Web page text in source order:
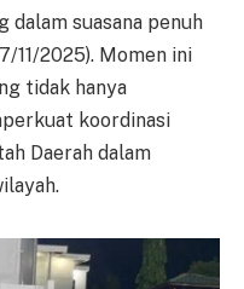
suasana penuh
11/2025). Momen ini
tidak hanya
koordinasi
Daerah dalam